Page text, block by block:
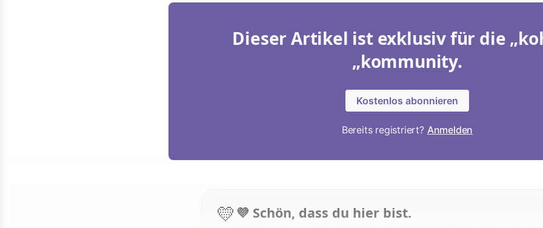
Dieser Artikel ist exklusiv für die
„kommunity.
Kostenlos abonnieren
Bereits registriert? Anmelden
💛 💜 Schön, dass du hier bist.